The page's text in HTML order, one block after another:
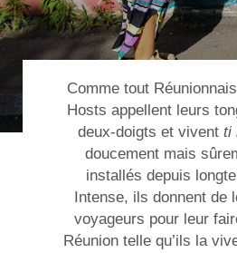
Comme tout
Hosts appellent leurs
deux-doigts et vivent ti
doucement mais
installés depuis
Intense, ils donnent de
voyageurs pour leur
Réunion telle qu’ils la